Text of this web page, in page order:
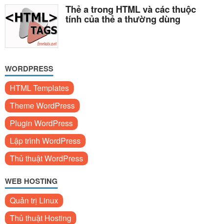
Thẻ a trong HTML và các thuộc
tính của thẻ a thường dùng
WORDPRESS
HTML Templates
Theme WordPress
Plugin WordPress
Lập trình WordPress
Thủ thuật WordPress
WEB HOSTING
Quản trị Linux
Thủ thuật Hosting